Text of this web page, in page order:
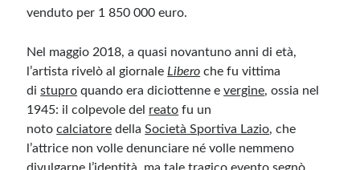
venduto per 1 850 000 euro.
Nel maggio 2018, a quasi novantuno anni di età,
l’artista rivelò al giornale Libero che fu vittima
di stupro quando era diciottenne e vergine, ossia nel
1945: il colpevole del reato fu un
noto calciatore della Società Sportiva Lazio, che
l’attrice non volle denunciare né volle nemmeno
divulgarne l’identità, ma tale tragico evento segnò